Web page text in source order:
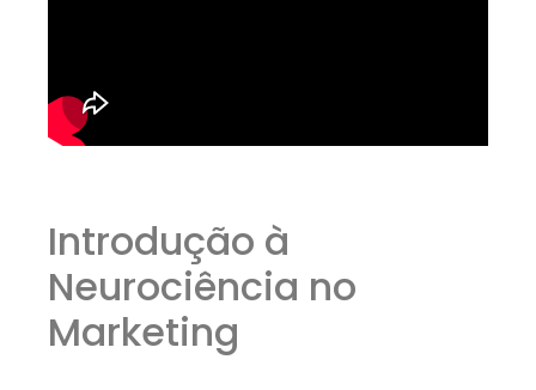
Introdução à
Neurociência no
Marketing